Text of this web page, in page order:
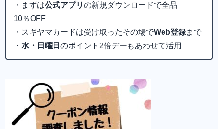
・まずは公式アプリの新規ダウンロードで全品
10％OFF
・スギヤマカードは受け取ったその場でWeb登録まで
・ 水・日曜日 のポイント2倍デーもあわせて活用